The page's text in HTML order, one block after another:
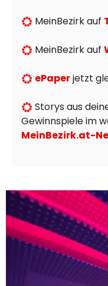
MeinBezirk auf
MeinBezirk auf
ePaperjetzt
Storys aus
Gewinnspiele im
MeinBezirk.at-